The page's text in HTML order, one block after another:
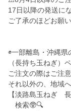
17日以降の発送に
ご了承のほどお願
◉一部離島・沖縄県
（長持ち玉ねぎ）
ご注文の際はご注
それ以外の、地域
【淡路島玉ねぎ
検索🥸🔍